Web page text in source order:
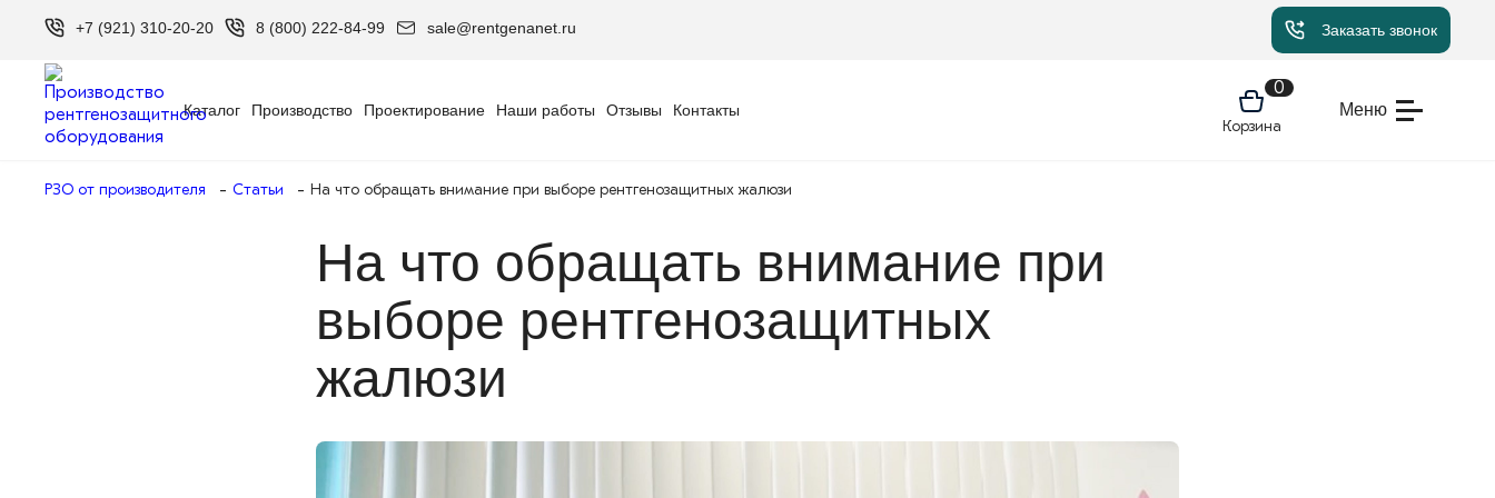
+7 (921) 310-20-20 8 (800) 222-84-99 sale@rentgenanet.ru Заказать звонок
Каталог Производство Проектирование Наши работы Отзывы Контакты
0
Корзина
Меню
РЗО от производителя Статьи На что обращать внимание при выборе рентгенозащитных жалюзи
На что обращать внимание при
выборе рентгенозащитных
жалюзи